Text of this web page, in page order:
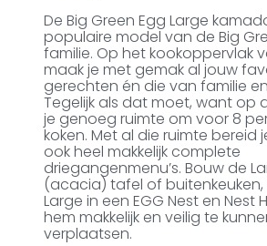
De Big Green Egg Large
populaire model van de Big
familie. Op het kookoppervlak
maak je met gemak al jouw
gerechten én die van familie
Tegelijk als dat moet, want op
je genoeg ruimte om voor 8
koken. Met al die ruimte bereid
ook heel makkelijk complete
driegangenmenu’s. Bouw de
(acacia) tafel of
Large in een EGG Nest en Nest
hem makkelijk en veilig te
verplaatsen.